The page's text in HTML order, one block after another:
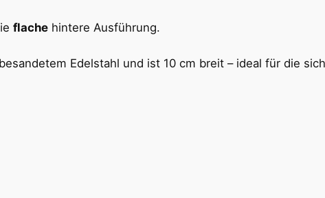
flache hintere Ausführung.
Edelstahl und ist 10 cm breit – ideal für die